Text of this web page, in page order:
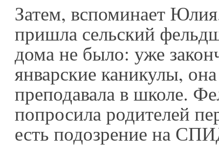
Затем, вспоминает
пришла сельский
дома не было: уже
январские каникулы,
преподавала в школе.
попросила родителей
есть подозрение на